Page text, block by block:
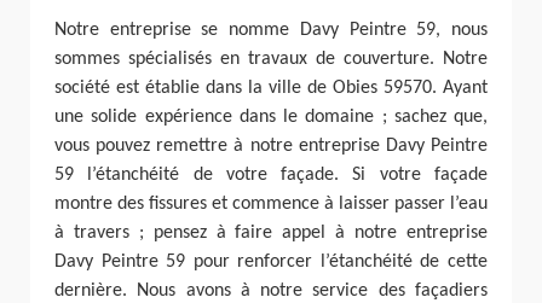
Notre entreprise se nomme Davy Peintre 59, nous
sommes spécialisés en travaux de couverture. Notre
société est établie dans la ville de Obies 59570. Ayant
une solide expérience dans le domaine ; sachez que,
vous pouvez remettre à notre entreprise Davy Peintre
59 l’étanchéité de votre façade. Si votre façade
montre des fissures et commence à laisser passer l’eau
à travers ; pensez à faire appel à notre entreprise
Davy Peintre 59 pour renforcer l’étanchéité de cette
dernière. Nous avons à notre service des façadiers